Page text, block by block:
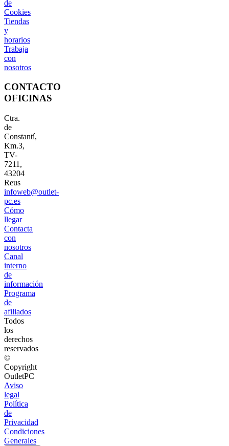
de
Cookies
Tiendas
y
horarios
Trabaja
con
nosotros
CONTACTO
OFICINAS
Ctra.
de
Constantí,
Km.3,
TV-
7211,
43204
Reus
infoweb@outlet-
pc.es
Cómo
llegar
Contacta
con
nosotros
Canal
interno
de
información
Programa
de
afiliados
Todos
los
derechos
reservados
©
Copyright
OutletPC
Aviso
legal
Política
de
Privacidad
Condiciones
Generales